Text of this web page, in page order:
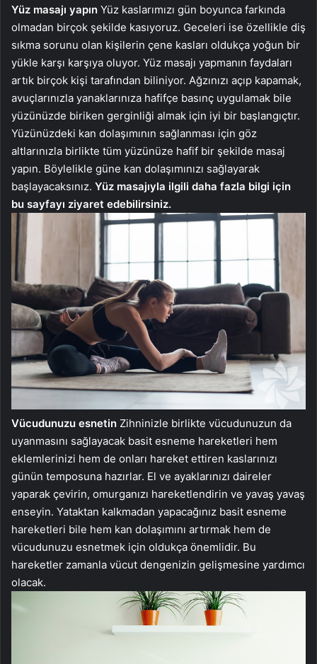
Yüz masajı yapın Yüz kaslarımızı gün boyunca farkında
olmadan birçok şekilde kasıyoruz. Geceleri ise özellikle diş
sıkma sorunu olan kişilerin çene kasları oldukça yoğun bir
yükle karşı karşıya oluyor. Yüz masajı yapmanın faydaları
artık birçok kişi tarafından biliniyor. Ağzınızı açıp kapamak,
avuçlarınızla yanaklarınıza hafifçe basınç uygulamak bile
yüzünüzde biriken gerginliği almak için iyi bir başlangıçtır.
Yüzünüzdeki kan dolaşımının sağlanması için göz
altlarınızla birlikte tüm yüzünüze hafif bir şekilde masaj
yapın. Böylelikle güne kan dolaşımınızı sağlayarak
başlayacaksınız. Yüz masajıyla ilgili daha fazla bilgi için
bu sayfayı ziyaret edebilirsiniz.
Vücudunuzu esnetin Zihninizle birlikte vücudunuzun da
uyanmasını sağlayacak basit esneme hareketleri hem
eklemlerinizi hem de onları hareket ettiren kaslarınızı
günün temposuna hazırlar. El ve ayaklarınızı daireler
yaparak çevirin, omurganızı hareketlendirin ve yavaş yavaş
enseyin. Yataktan kalkmadan yapacağınız basit esneme
hareketleri bile hem kan dolaşımını artırmak hem de
vücudunuzu esnetmek için oldukça önemlidir. Bu
hareketler zamanla vücut dengenizin gelişmesine yardımcı
olacak.